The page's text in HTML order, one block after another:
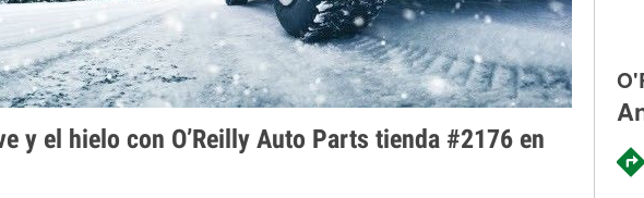
y el hielo con O’Reilly Auto Parts tienda #2176 en